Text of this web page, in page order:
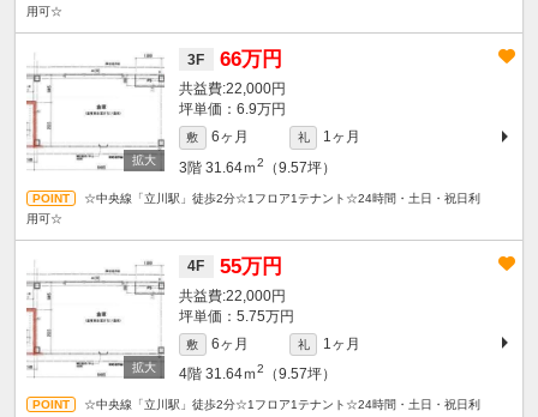
用可☆
3F 66万円
22,000円
坪単価：6.9万円
敷 6ヶ月 礼
1ヶ月
3階 31.64ｍ2 （9.57坪）
☆中央線「立川駅」徒歩2分☆1フロア1テナント☆24時間・土日・祝日利
用可☆
4F 55万円
22,000円
坪単価：5.75万円
敷 6ヶ月 礼
1ヶ月
4階 31.64ｍ2 （9.57坪）
☆中央線「立川駅」徒歩2分☆1フロア1テナント☆24時間・土日・祝日利